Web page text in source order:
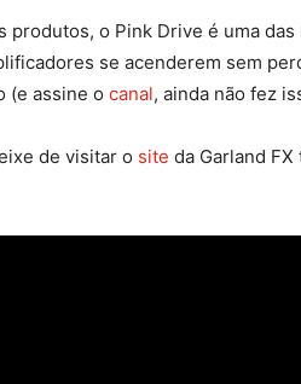
produtos, o Pink Drive é uma
se acenderem sem
(e assine o canal, ainda não fez
de visitar o site da Garland